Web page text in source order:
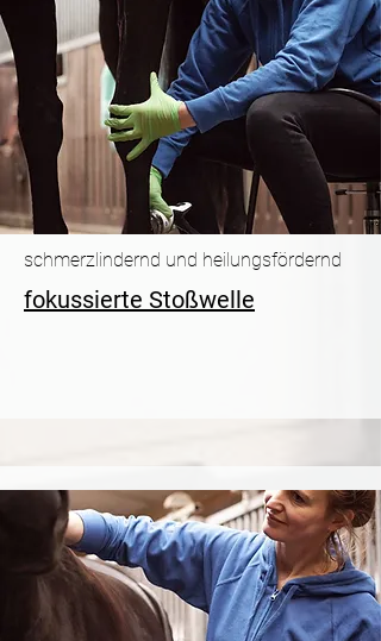
schmerzlindernd und heilungsfördernd
fokussierte Stoßwelle